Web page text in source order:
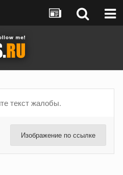
текст жалобы.
Изображение по ссылке